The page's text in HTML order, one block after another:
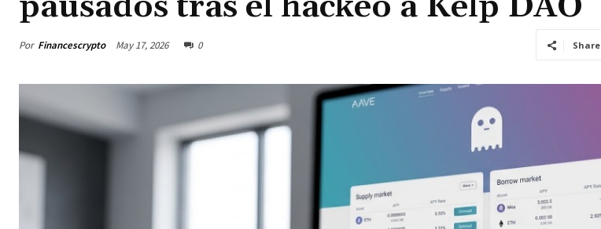
Por Financescrypto May 17, 2026 0 Share